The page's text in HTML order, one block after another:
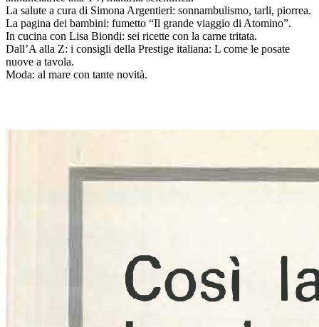
La salute a cura di Simona Argentieri: sonnambulismo, tarli, piorrea.
La pagina dei bambini: fumetto “Il grande viaggio di Atomino”.
In cucina con Lisa Biondi: sei ricette con la carne tritata.
Dall’A alla Z: i consigli della Prestige italiana: L come le posate
nuove a tavola.
Moda: al mare con tante novità.